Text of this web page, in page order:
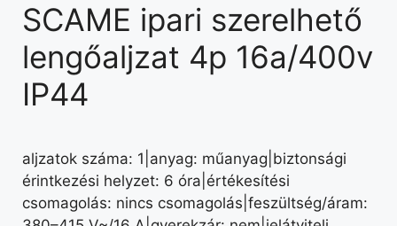
SCAME ipari szerelhető
lengőaljzat 4p 16a/400v
IP44
aljzatok száma: 1|anyag: műanyag|biztonsági
érintkezési helyzet: 6 óra|értékesítési
csomagolás: nincs csomagolás|feszültség/áram: